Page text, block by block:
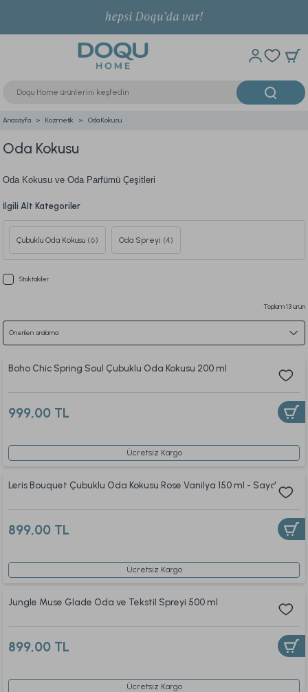
Anasayfa Kozmetik Oda Kokusu
Oda Kokusu
Oda Kokusu ve Oda Parfümü Çeşitleri
İlgili Alt Kategoriler
Çubuklu Oda Kokusu (6) Oda Spreyi (4)
Stoktakiler
Toplam 13 ürün
Boho Chic Spring Soul Çubuklu Oda Kokusu 200 ml
999,00 TL
Ücretsiz Kargo
Leris Bouquet Çubuklu Oda Kokusu Rose Vanilya 150 ml - Saydam
899,00 TL
Ücretsiz Kargo
Jungle Muse Glade Oda ve Tekstil Spreyi 500 ml
899,00 TL
Ücretsiz Kargo